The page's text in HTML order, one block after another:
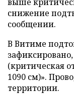
снижение
сообщении.
В Витиме
(критическая
1090 см)».
территории.